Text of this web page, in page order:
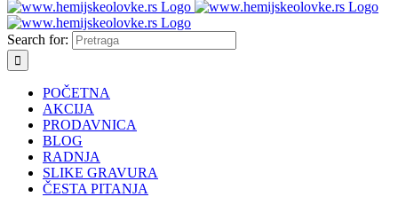
Search for:
POČETNA
AKCIJA
PRODAVNICA
BLOG
RADNJA
SLIKE GRAVURA
ČESTA PITANJA